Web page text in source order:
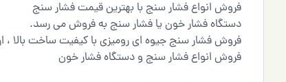
فروش انواع فشار سنج با بهترین قیمت فشار سنج
دستگاه فشار خون یا فشار سنج به فروش می رسد.
فروش فشار سنج جیوه ای رومیزی با کیفیت ساخت بالا
فروش انواع فشار سنج و دستگاه فشار خون